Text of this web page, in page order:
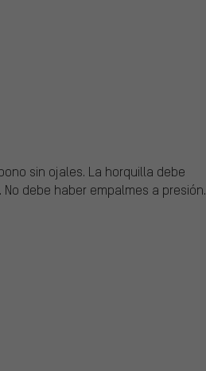
sin ojales. La horquilla debe
debe haber empalmes a presión.